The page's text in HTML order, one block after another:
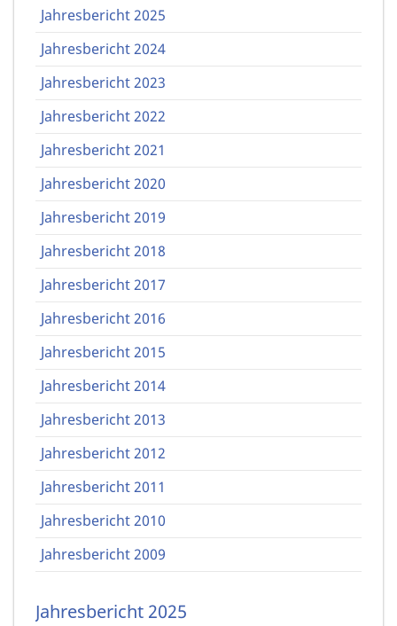
Jahresbericht 2025
Jahresbericht 2024
Jahresbericht 2023
Jahresbericht 2022
Jahresbericht 2021
Jahresbericht 2020
Jahresbericht 2019
Jahresbericht 2018
Jahresbericht 2017
Jahresbericht 2016
Jahresbericht 2015
Jahresbericht 2014
Jahresbericht 2013
Jahresbericht 2012
Jahresbericht 2011
Jahresbericht 2010
Jahresbericht 2009
Jahresbericht 2025